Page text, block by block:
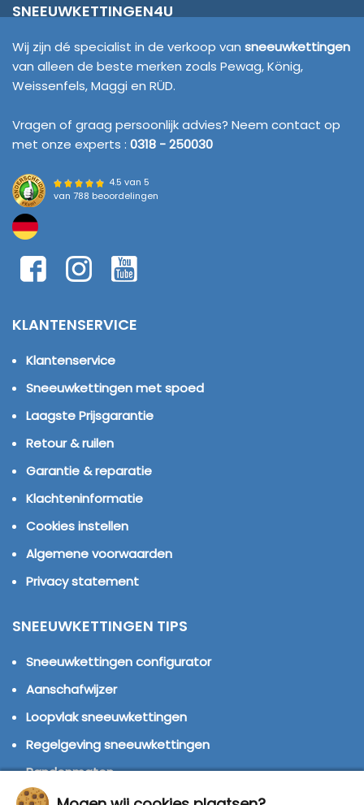
SNEEUWKETTINGEN4U
Wij zijn dé specialist in de verkoop van sneeuwkettingen
van alleen de beste merken zoals Pewag, König,
Weissenfels, Maggi en RÜD.
Vragen of graag persoonlijk advies? Neem contact op
met onze experts : 0318 - 250030
4.5 van 5
van 788 beoordelingen
KLANTENSERVICE
Klantenservice
Sneeuwkettingen met spoed
Laagste Prijsgarantie
Retour & ruilen
Garantie & reparatie
Klachteninformatie
Cookies instellen
Algemene voorwaarden
Privacy statement
SNEEUWKETTINGEN TIPS
Sneeuwkettingen configurator
Aanschafwijzer
Loopvlak sneeuwkettingen
Regelgeving sneeuwkettingen
Bandenmaten
Montage handleidingen